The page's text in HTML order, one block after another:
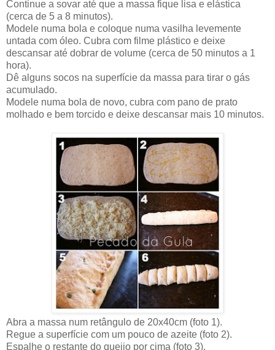
Continue a sovar até que a massa fique lisa e elástica
(cerca de 5 a 8 minutos).
Modele numa bola e coloque numa vasilha levemente
untada com óleo. Cubra com filme plástico e deixe
descansar até dobrar de volume (cerca de 50 minutos a 1
hora).
Dê alguns socos na superfície da massa para tirar o gás
acumulado.
Modele numa bola de novo, cubra com pano de prato
molhado e bem torcido e deixe descansar mais 10 minutos.
Abra a massa num retângulo de 20x40cm (foto 1).
Regue a superfície com um pouco de azeite (foto 2).
Espalhe o restante do queijo por cima (foto 3).